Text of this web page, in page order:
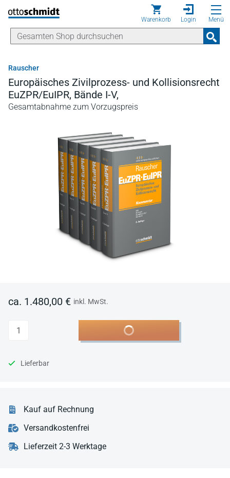
Direkt zum Inhalt
Warenkorb Login Menü
Rauscher
Europäisches Zivilprozess- und Kollisionsrecht
EuZPR/EuIPR, Bände I-V,
Gesamtabnahme zum Vorzugspreis
ca. 1.480,00 € inkl. MwSt.
Anzahl In den Warenkorb
Lieferbar
Kauf auf Rechnung
Versandkostenfrei
Lieferzeit 2-3 Werktage